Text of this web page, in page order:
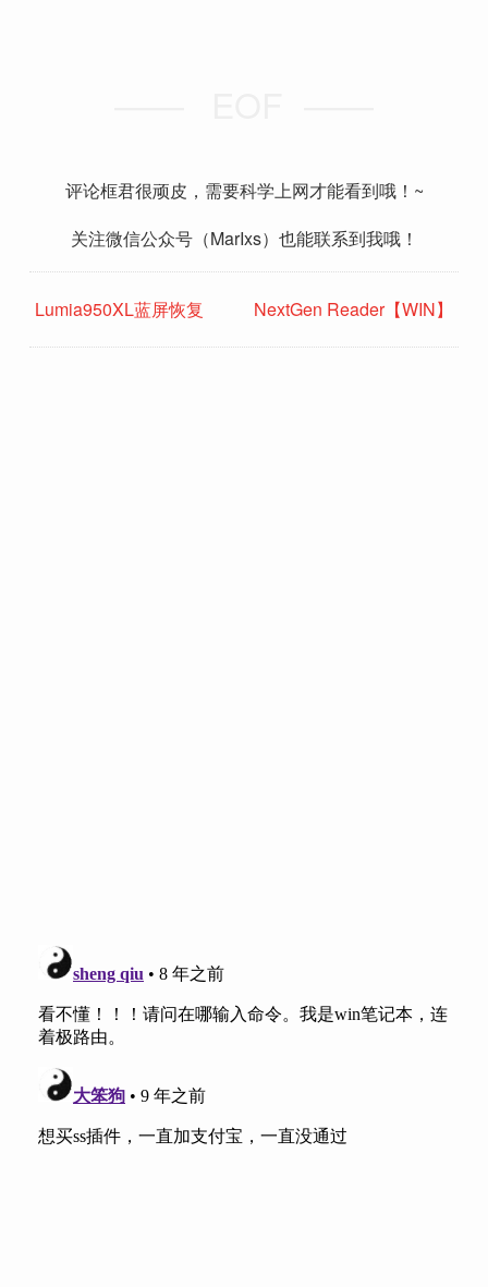
评论框君很顽皮，需要科学上网才能看到哦！~
关注微信公众号（MarIxs）也能联系到我哦！
Lumia950XL蓝屏恢复 NextGen Reader【WIN】